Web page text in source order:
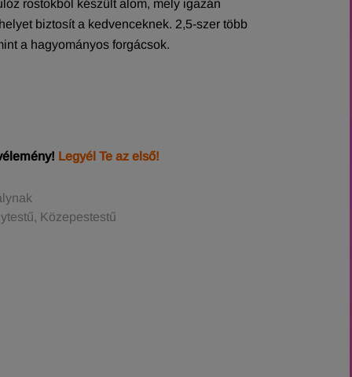
rostokból készült alom, mely igazán
biztosít a kedvenceknek. 2,5-szer több
a hagyományos forgácsok.
Legyél Te az első!
Közepestestű